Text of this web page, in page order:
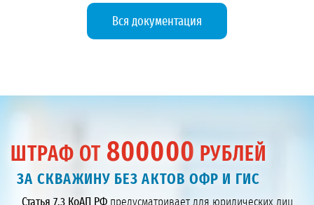
Вся документация
ШТРАФ ОТ 800000 РУБЛЕЙ
ЗА СКВАЖИНУ БЕЗ АКТОВ ОФР И ГИС
Статья 7.3 КоАП РФпредусматривает для юридических лиц